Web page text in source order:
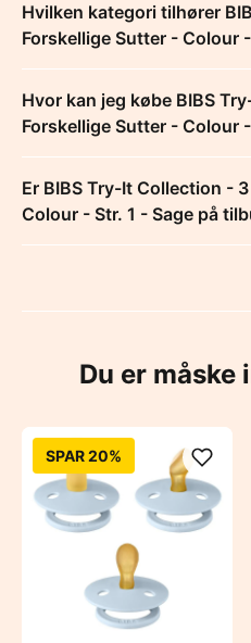
Hvilken kategori tilhører
Forskellige Sutter - Colour
Hvor kan jeg købe BIBS
Forskellige Sutter - Colour
Er BIBS Try-It Collection -
Colour - Str. 1 - Sage på
Du er måske
SPAR 20%